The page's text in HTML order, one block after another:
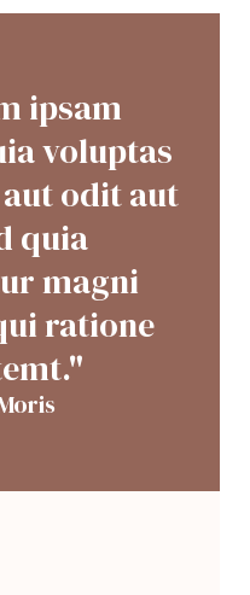
ipsam
voluptas
odit aut
quia
magni
ratione